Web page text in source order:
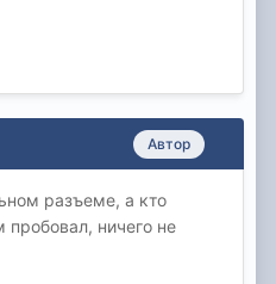
Автор
разъеме, а кто
ничего не